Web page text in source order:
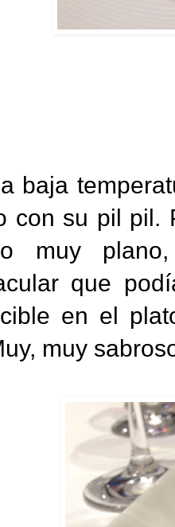
baja
con su pil pil.
muy
que
en el
muy